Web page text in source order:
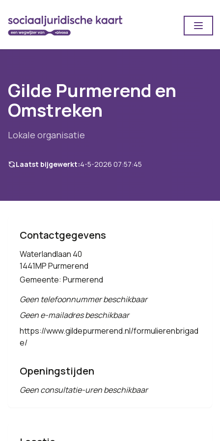
Gilde Purmerend en
Omstreken
Lokale organisatie
Laatst bijgewerkt:4-5-2026 07:57:45
Contactgegevens
Waterlandlaan 40
1441MP Purmerend
Gemeente: Purmerend
Geen telefoonnummer beschikbaar
Geen e-mailadres beschikbaar
https://www.gildepurmerend.nl/formulierenbrigad
e/
Openingstijden
Geen consultatie-uren beschikbaar